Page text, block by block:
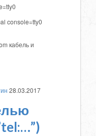
console=tty0
кабель и
28.03.2017